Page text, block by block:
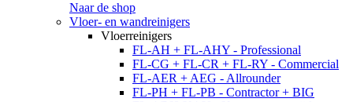
Naar de shop
Vloer- en wandreinigers
Vloerreinigers
FL-AH + FL-AHY - Professional
FL-CG + FL-CR + FL-RY - Commercial
FL-AER + AEG - Allrounder
FL-PH + FL-PB - Contractor + BIG